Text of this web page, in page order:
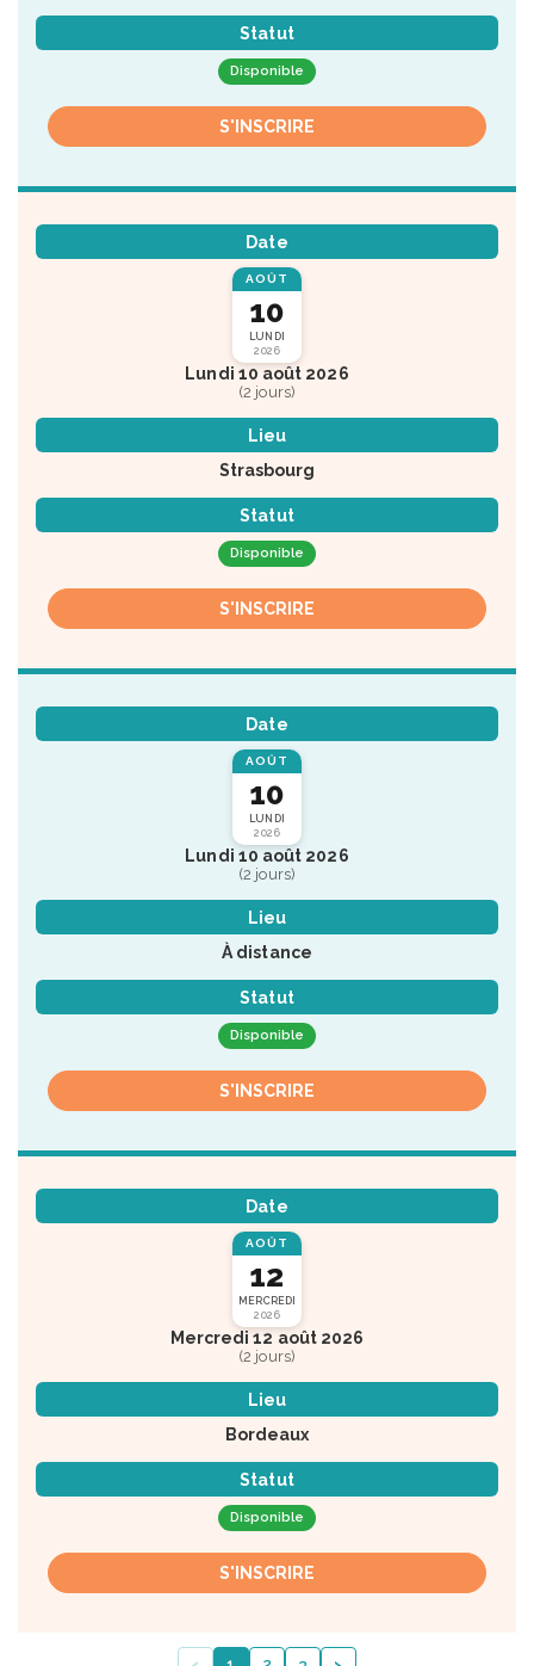
Statut
Disponible
S'INSCRIRE
Date
AOÛT
10
LUNDI
2026
Lundi 10 août 2026
(2 jours)
Lieu
Strasbourg
Statut
Disponible
S'INSCRIRE
Date
AOÛT
10
LUNDI
2026
Lundi 10 août 2026
(2 jours)
Lieu
À distance
Statut
Disponible
S'INSCRIRE
Date
AOÛT
12
MERCREDI
2026
Mercredi 12 août 2026
(2 jours)
Lieu
Bordeaux
Statut
Disponible
S'INSCRIRE